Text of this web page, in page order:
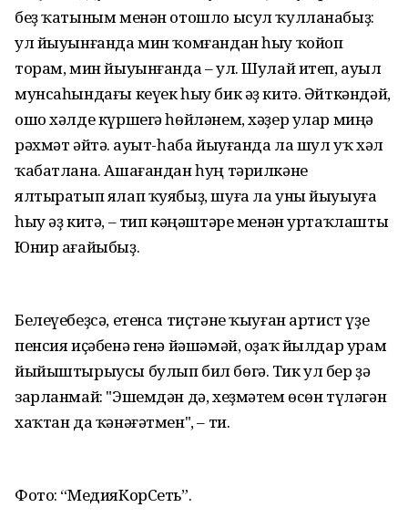
беҙ ҡатыным менән отошло ысул ҡулланабыҙ:
ул йыуынғанда мин ҡомғандан һыу ҡойоп
торам, мин йыуынғанда – ул. Шулай итеп, ауыл
мунсаһындағы кеүек һыу бик әҙ китә. Әйткәндәй,
ошо хәлде күршегә һөйләнем, хәҙер улар миңә
рәхмәт әйтә. Һауыт-һаба йыуғанда ла шул уҡ хәл
ҡабатлана. Ашағандан һуң тәрилкәне
ялтыратып ялап ҡуябыҙ, шуға ла уны йыуыуға
һыу әҙ китә, – тип кәңәштәре менән уртаҡлашты
Юнир ағайыбыҙ.
Белеүебеҙсә, етенса тиҫтәне ҡыуған артист үҙе
пенсия иҫәбенә генә йәшәмәй, оҙаҡ йылдар урам
йыйыштырыусы булып бил бөгә. Тик ул бер ҙә
зарланмай: "Эшемдән дә, хеҙмәтем өсөн түләгән
хаҡтан да ҡәнәғәтмен", – ти.
Фото: “МедияКорСеть”.